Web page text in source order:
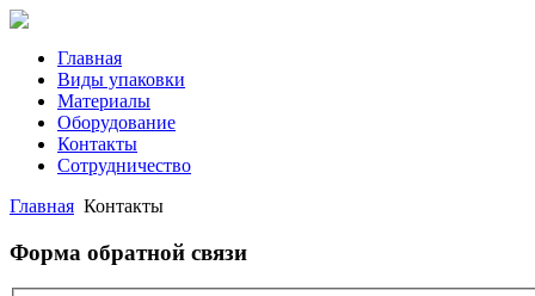
Главная
Виды упаковки
Материалы
Оборудование
Контакты
Сотрудничество
Главная Контакты
Форма обратной связи